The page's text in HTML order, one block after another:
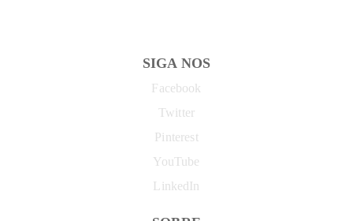
SIGA NOS
Facebook
Twitter
Pinterest
YouTube
LinkedIn